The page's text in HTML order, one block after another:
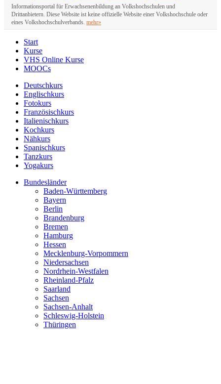
Informationsportal für Erwachsenenbildung an Volkshochschulen und
Drittanbietern. Diese Website ist keine offizielle Website einer Volkshochschule oder
eines Volkshochschulverbands. mehr»
Start
Kurse
VHS Online Kurse
MOOCs
Deutschkurs
Englischkurs
Fotokurs
Französischkurs
Italienischkurs
Kochkurs
Nähkurs
Spanischkurs
Tanzkurs
Yogakurs
Bundesländer
Baden-Württemberg
Bayern
Berlin
Brandenburg
Bremen
Hamburg
Hessen
Mecklenburg-Vorpommern
Niedersachsen
Nordrhein-Westfalen
Rheinland-Pfalz
Saarland
Sachsen
Sachsen-Anhalt
Schleswig-Holstein
Thüringen